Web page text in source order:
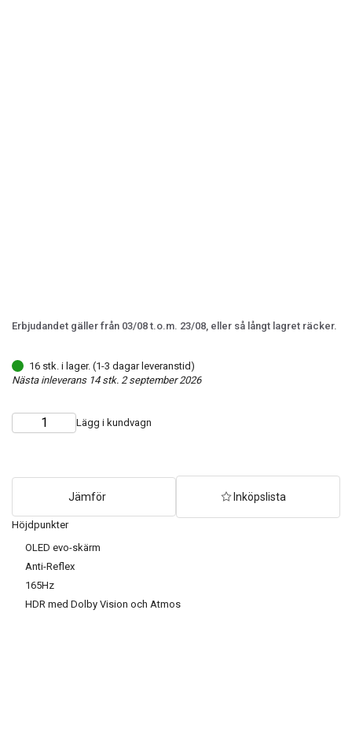
Höjdpunkter
OLED evo-skärm
Anti-Reflex
165Hz
HDR med Dolby Vision och Atmos
Erbjudandet gäller från 03/08 t.o.m. 23/08, eller så långt lagret räcker.
16 stk. i lager. (1-3 dagar leveranstid)
Nästa inleverans 14 stk. 2 september 2026
Choose
Quantity Lägg i kundvagn
Jämför Inköpslista